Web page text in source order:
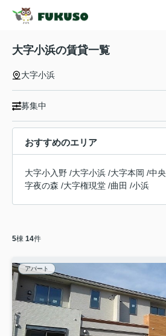
大字小浜の賃貸一覧
大字小浜
募集中
おすすめのエリア
大字小入野 /大字小浜 /大字本岡 /中央
字夜の森 /大字権現堂 /曲田 /小浜
5棟 14件
アパート